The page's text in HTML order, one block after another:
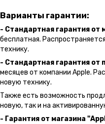
Варианты гарантии:
- Стандартная гарантия от
бесплатная.
технику.
- Стандартная гарантия от
месяцев от компании Apple.
новую технику.
Также есть возможность
новую, так и на
- Гарантия от магазина